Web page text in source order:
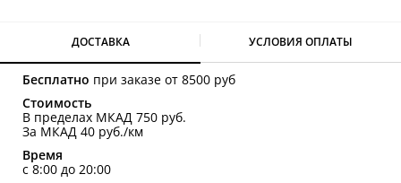
ДОСТАВКА УСЛОВИЯ ОПЛАТЫ
Бесплатно при заказе от 8500 руб
Стоимость
В пределах МКАД 750 руб.
За МКАД 40 руб./км
Время
с 8:00 до 20:00